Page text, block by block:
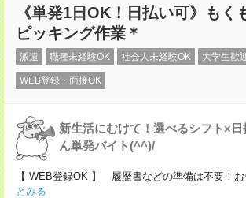
《単発1日OK！日払い可》もく
ピッキング作業＊
派遣 職種未経験OK 社会人未経験OK 大学生歓
WEB登録・面接OK
新生活にむけて！選べるシフト×
ん単発バイト(^^)/
【 WEB登録OK 】 履歴書などの準備は不要！
とみる